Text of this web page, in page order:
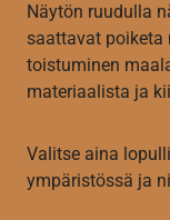
Näytön ruudulla
saattavat poiketa
toistuminen
materiaalista ja
Valitse aina
ympäristössä ja